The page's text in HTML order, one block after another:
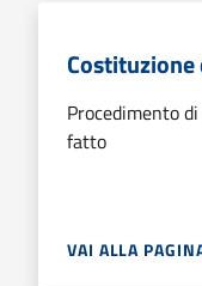
Procedimento
fatto
VAI ALLA